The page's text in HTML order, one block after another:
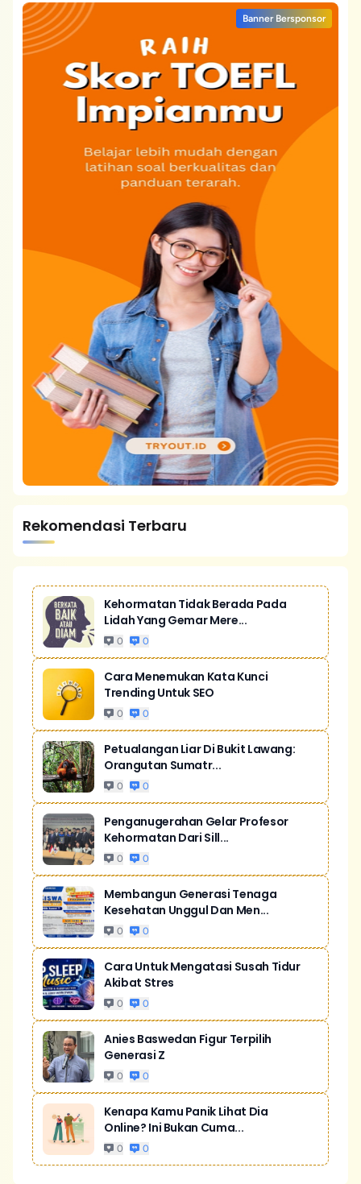
Banner Bersponsor
Rekomendasi Terbaru
Kehormatan Tidak Berada Pada
Lidah Yang Gemar Mere...
0 0
Cara Menemukan Kata Kunci
Trending Untuk SEO
0 0
Petualangan Liar Di Bukit Lawang:
Orangutan Sumatr...
0 0
Penganugerahan Gelar Profesor
Kehormatan Dari Sill...
0 0
Membangun Generasi Tenaga
Kesehatan Unggul Dan Men...
0 0
Cara Untuk Mengatasi Susah Tidur
Akibat Stres
0 0
Anies Baswedan Figur Terpilih
Generasi Z
0 0
Kenapa Kamu Panik Lihat Dia
Online? Ini Bukan Cuma...
0 0